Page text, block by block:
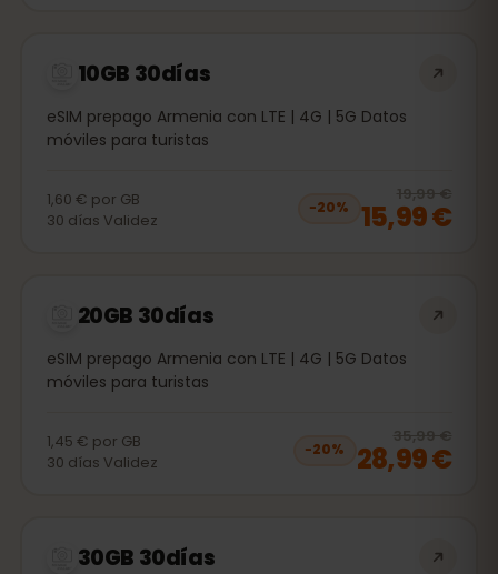
10GB 30días
eSIM prepago Armenia con LTE | 4G | 5G Datos
móviles para turistas
1,60 € por GB
30 días Validez
−20%
19,99 €
15,99 €
20GB 30días
eSIM prepago Armenia con LTE | 4G | 5G Datos
móviles para turistas
1,45 € por GB
30 días Validez
−20%
35,99 €
28,99 €
30GB 30días